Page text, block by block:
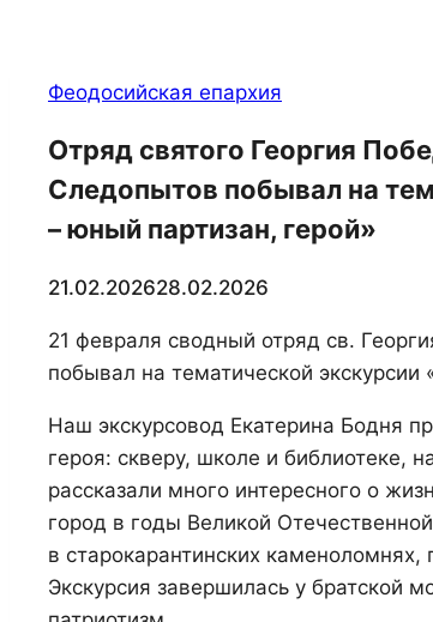
Феодосийская епархия
Отряд святого Георгия
Следопытов побывал на
– юный партизан, герой»
21.02.202628.02.2026
21 февраля сводный отряд св.
побывал на тематической
Наш экскурсовод Екатерина Бодня
героя: скверу, школе и библиотеке,
рассказали много интересного о
город в годы Великой
в старокарантинских
Экскурсия завершилась у братской